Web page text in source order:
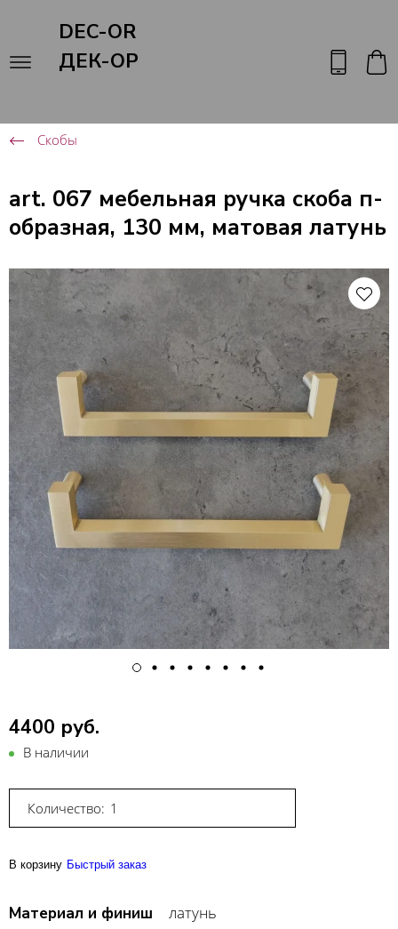
DEC-OR
ДЕК-ОР
Скобы
art. 067 мебельная ручка скоба п-
образная, 130 мм, матовая латунь
4400 руб.
В наличии
Количество:
В корзину Быстрый заказ
Материал и финиш
латунь